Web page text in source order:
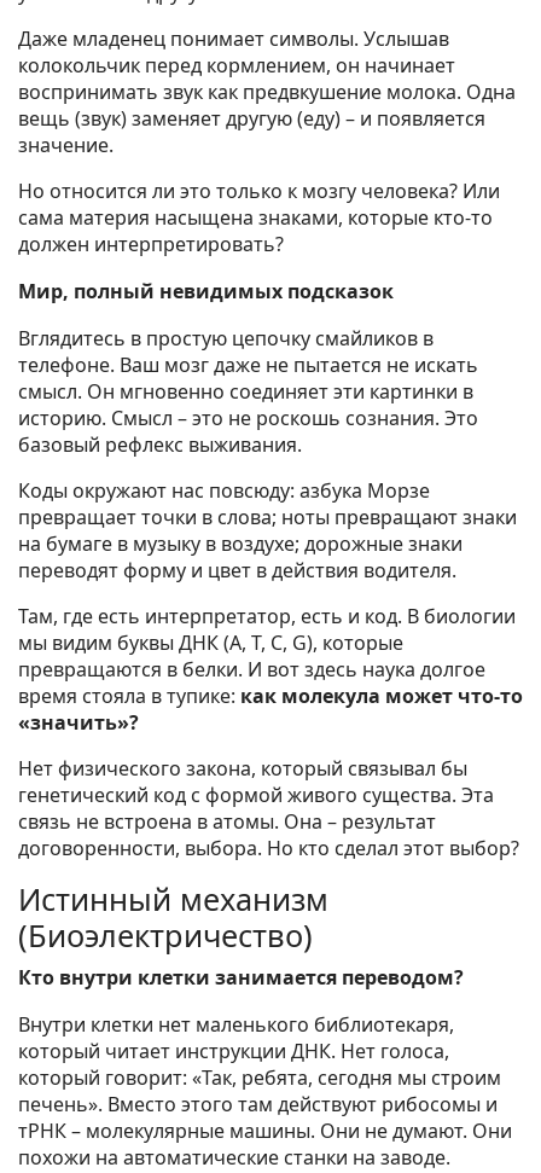
Даже младенец понимает символы. Услышав
колокольчик перед кормлением, он начинает
воспринимать звук как предвкушение молока. Одна
вещь (звук) заменяет другую (еду) – и появляется
значение.
Но относится ли это только к мозгу человека? Или
сама материя насыщена знаками, которые кто-то
должен интерпретировать?
Мир, полный невидимых подсказок
Вглядитесь в простую цепочку смайликов в
телефоне. Ваш мозг даже не пытается не искать
смысл. Он мгновенно соединяет эти картинки в
историю. Смысл – это не роскошь сознания. Это
базовый рефлекс выживания.
Коды окружают нас повсюду: азбука Морзе
превращает точки в слова; ноты превращают знаки
на бумаге в музыку в воздухе; дорожные знаки
переводят форму и цвет в действия водителя.
Там, где есть интерпретатор, есть и код. В биологии
мы видим буквы ДНК (A, T, C, G), которые
превращаются в белки. И вот здесь наука долгое
время стояла в тупике: как молекула может что-то
«значить»?
Нет физического закона, который связывал бы
генетический код с формой живого существа. Эта
связь не встроена в атомы. Она – результат
договоренности, выбора. Но кто сделал этот выбор?
Истинный механизм
(Биоэлектричество)
Кто внутри клетки занимается переводом?
Внутри клетки нет маленького библиотекаря,
который читает инструкции ДНК. Нет голоса,
который говорит: «Так, ребята, сегодня мы строим
печень». Вместо этого там действуют рибосомы и
тРНК – молекулярные машины. Они не думают. Они
похожи на автоматические станки на заводе.